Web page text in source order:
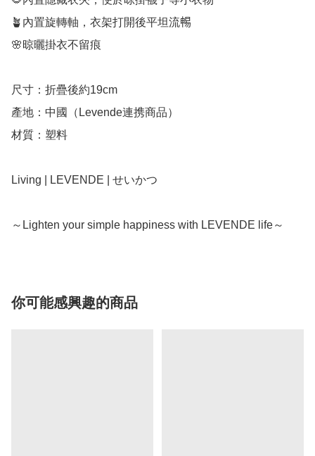
🪴內置旋轉軸，衣架打開後平坦流𣈱
🌸晾曬掛衣不留痕
尺寸：折疊後約19cm
產地：中國（Levende連携商品）
材質：塑料
Living | LEVENDE | せいかつ
～Lighten your simple happiness with LEVENDE life～
你可能感興趣的商品